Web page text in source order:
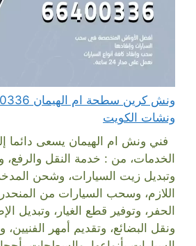
ونشات الكويت
فني ونش ام الهيمان يسعى دائما
الخدمات، من : خدمة النقل والرفع،
وتبديل زيت السيارات، وشحن
اللازم، وسحب السيارات من
الحفر، وتوفير قطع الغيار، وتبديل
ونقل البضائع، وتقديم أمهر